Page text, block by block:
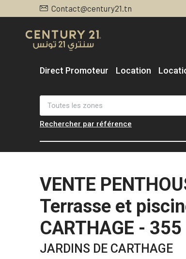
Contact@century21.tn
Direct Promoteur Location
Toutes les zones
Rechercher par référence
VENTE
Terrasse et
CARTHAGE - 355
JARDINS DE CARTHAGE